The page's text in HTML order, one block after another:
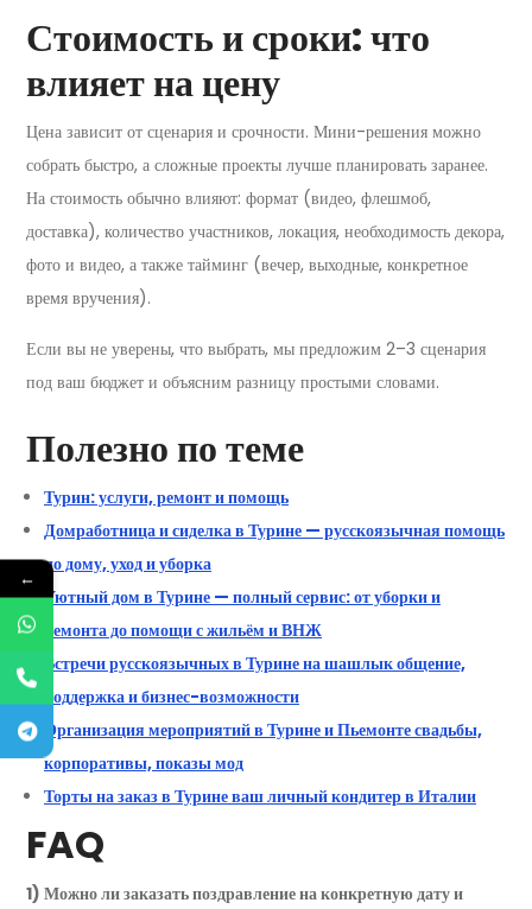
Стоимость и сроки: что
влияет на цену
Цена зависит от сценария и срочности. Мини-решения можно
собрать быстро, а сложные проекты лучше планировать заранее.
На стоимость обычно влияют: формат (видео, флешмоб,
доставка), количество участников, локация, необходимость декора,
фото и видео, а также тайминг (вечер, выходные, конкретное
время вручения).
Если вы не уверены, что выбрать, мы предложим 2–3 сценария
под ваш бюджет и объясним разницу простыми словами.
Полезно по теме
Турин: услуги, ремонт и помощь
Домработница и сиделка в Турине — русскоязычная помощь
по дому, уход и уборка
Уютный дом в Турине — полный сервис: от уборки и
ремонта до помощи с жильём и ВНЖ
Встречи русскоязычных в Турине на шашлык общение,
поддержка и бизнес-возможности
Организация мероприятий в Турине и Пьемонте свадьбы,
корпоративы, показы мод
Торты на заказ в Турине ваш личный кондитер в Италии
FAQ
1) Можно ли заказать поздравление на конкретную дату и
←